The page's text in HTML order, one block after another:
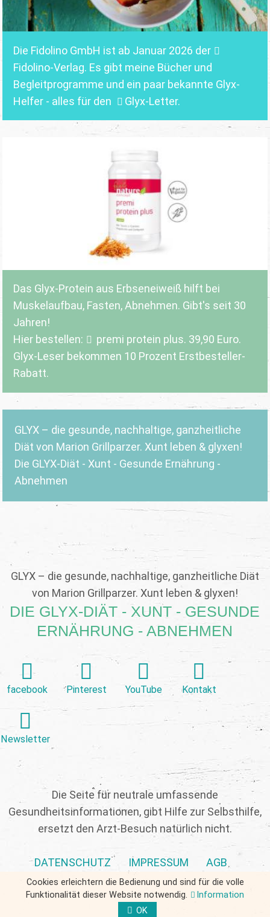
Die Fidolino GmbH ist ab Januar 2026 der
Fidolino-Verlag. Es gibt meine Bücher und
Begleitprogramme und ein paar bekannte Glyx-
Helfer - alles für den
Glyx-Letter.
Das Glyx-Protein aus Erbseneiweiß hilft bei
Muskelaufbau, Fasten, Abnehmen. Gibt's seit 30
Jahren!
Hier bestellen:
premi protein plus. 39,90 Euro.
Glyx-Leser bekommen 10 Prozent Erstbesteller-
Rabatt.
GLYX – die gesunde, nachhaltige, ganzheitliche
Diät von Marion Grillparzer. Xunt leben & glyxen!
Die GLYX-Diät - Xunt - Gesunde Ernährung -
Abnehmen
GLYX – die gesunde, nachhaltige, ganzheitliche Diät
von Marion Grillparzer. Xunt leben & glyxen!
DIE GLYX-DIÄT - XUNT - GESUNDE
ERNÄHRUNG - ABNEHMEN
facebook Pinterest YouTube Kontakt
Newsletter
Die Seite für neutrale umfassende
Gesundheitsinformationen, gibt Hilfe zur Selbsthilfe,
ersetzt den Arzt-Besuch natürlich nicht.
DATENSCHUTZ IMPRESSUM AGB
Cookies erleichtern die Bedienung und sind für die volle
Funktionalität dieser Website notwendig.
Information
OK